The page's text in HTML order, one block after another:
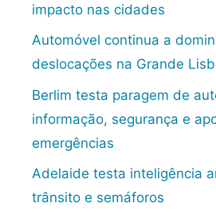
impacto nas cidades
Automóvel continua a
deslocações na Grande
Berlim testa paragem de
informação, segurança e
emergências
Adelaide testa inteligência
trânsito e semáforos